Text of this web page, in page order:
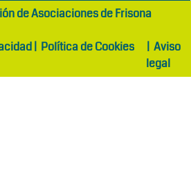
de Asociaciones de Frisona
| Política de Cookies | Aviso
legal